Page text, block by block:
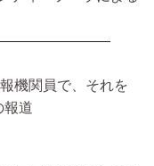
機関員で、それを
報道